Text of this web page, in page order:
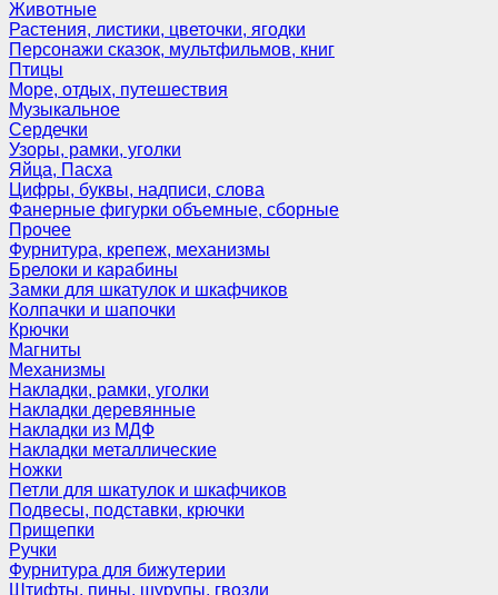
Животные
Растения, листики, цветочки, ягодки
Персонажи сказок, мультфильмов, книг
Птицы
Море, отдых, путешествия
Музыкальное
Сердечки
Узоры, рамки, уголки
Яйца, Пасха
Цифры, буквы, надписи, слова
Фанерные фигурки объемные, сборные
Прочее
Фурнитура, крепеж, механизмы
Брелоки и карабины
Замки для шкатулок и шкафчиков
Колпачки и шапочки
Крючки
Магниты
Механизмы
Накладки, рамки, уголки
Накладки деревянные
Накладки из МДФ
Накладки металлические
Ножки
Петли для шкатулок и шкафчиков
Подвесы, подставки, крючки
Прищепки
Ручки
Фурнитура для бижутерии
Штифты, пины, шурупы, гвозди